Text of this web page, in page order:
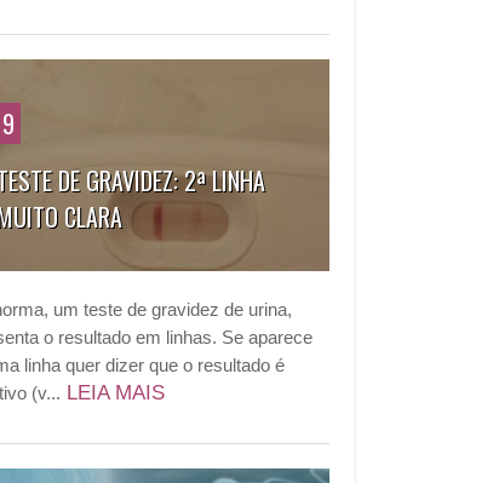
9
DE GRAVIDEZ: 2ª LINHA
CLARA
um teste de gravidez de urina,
o resultado em linhas. Se aparece
linha quer dizer que o resultado é
(v... LEIA MAIS